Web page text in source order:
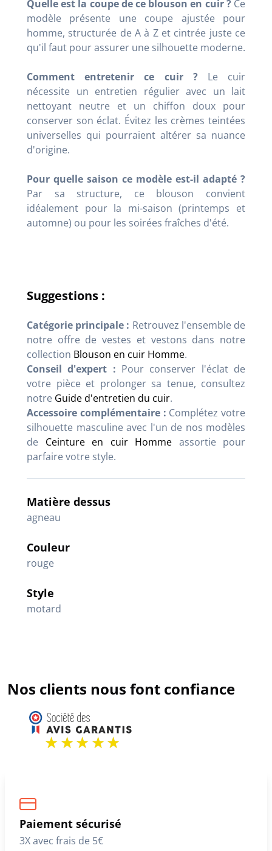
Quelle est la coupe de ce blouson en cuir ?Ce
modèle présente une coupe ajustée pour
homme, structurée de A à Z et cintrée juste ce
qu'il faut pour assurer une silhouette moderne.
Comment entretenir ce cuir ?Le cuir
nécessite un entretien régulier avec un lait
nettoyant neutre et un chiffon doux pour
conserver son éclat. Évitez les crèmes teintées
universelles qui pourraient altérer sa nuance
d'origine.
Pour quelle saison ce modèle est-il adapté ?
Par sa structure, ce blouson convient
idéalement pour la mi-saison (printemps et
automne) ou pour les soirées fraîches d'été.
Suggestions :
Catégorie principale : Retrouvez l'ensemble de
notre offre de vestes et vestons dans notre
collection Blouson en cuir Homme.
Conseil d'expert : Pour conserver l'éclat de
votre pièce et prolonger sa tenue, consultez
notre Guide d'entretien du cuir.
Accessoire complémentaire : Complétez votre
silhouette masculine avec l'un de nos modèles
de Ceinture en cuir Homme assortie pour
parfaire votre style.
Matière dessus
agneau
Couleur
rouge
Style
motard
Nos clients nous font confiance
Paiement sécurisé
3X avec frais de 5€